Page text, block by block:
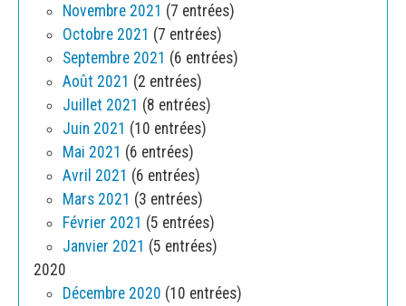
Novembre 2021 (7 entrées)
Octobre 2021 (7 entrées)
Septembre 2021 (6 entrées)
Août 2021 (2 entrées)
Juillet 2021 (8 entrées)
Juin 2021 (10 entrées)
Mai 2021 (6 entrées)
Avril 2021 (6 entrées)
Mars 2021 (3 entrées)
Février 2021 (5 entrées)
Janvier 2021 (5 entrées)
2020
Décembre 2020 (10 entrées)